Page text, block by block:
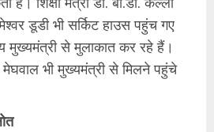
डूडी भी सर्किट हाउस पहुंच गए
मुख्यमंत्री से मुलाकात कर रहे हैं।
मेघवाल भी मुख्यमंत्री से मिलने पहुंचे